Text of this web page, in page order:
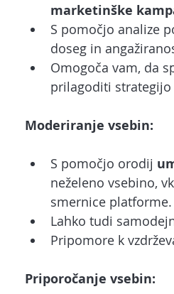
marketinške
S pomočjo analize
doseg in
Omogoča vam, da
prilagoditi strategijo
Moderiranje vsebin:
S pomočjo orodij
neželeno vsebino,
smernice platforme.
Lahko tudi
Pripomore k
Priporočanje vsebin: